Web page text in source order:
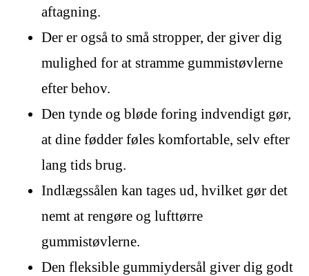
aftagning.
Der er også to små stropper, der giver dig
mulighed for at stramme gummistøvlerne
efter behov.
Den tynde og bløde foring indvendigt gør,
at dine fødder føles komfortable, selv efter
lang tids brug.
Indlægssålen kan tages ud, hvilket gør det
nemt at rengøre og lufttørre
gummistøvlerne.
Den fleksible gummiydersål giver dig godt